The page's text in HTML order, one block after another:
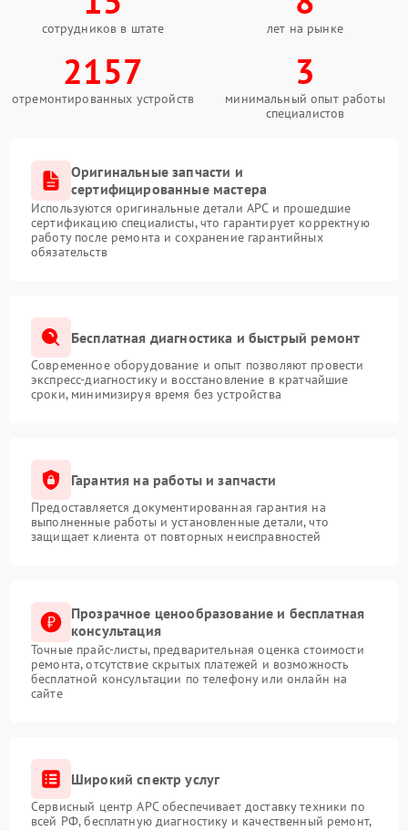
сотрудников в штате лет на рынке
2157
отремонтированных устройств
3
минимальный опыт работы
специалистов
Оригинальные запчасти и
сертифицированные мастера
Используются оригинальные детали APC и прошедшие
сертификацию специалисты, что гарантирует корректную
работу после ремонта и сохранение гарантийных
обязательств
Бесплатная диагностика и быстрый ремонт
Современное оборудование и опыт позволяют провести
экспресс-диагностику и восстановление в кратчайшие
сроки, минимизируя время без устройства
Гарантия на работы и запчасти
Предоставляется документированная гарантия на
выполненные работы и установленные детали, что
защищает клиента от повторных неисправностей
Прозрачное ценообразование и бесплатная
консультация
Точные прайс-листы, предварительная оценка стоимости
ремонта, отсутствие скрытых платежей и возможность
бесплатной консультации по телефону или онлайн на
сайте
Широкий спектр услуг
Сервисный центр APC обеспечивает доставку техники по
всей РФ, бесплатную диагностику и качественный ремонт,